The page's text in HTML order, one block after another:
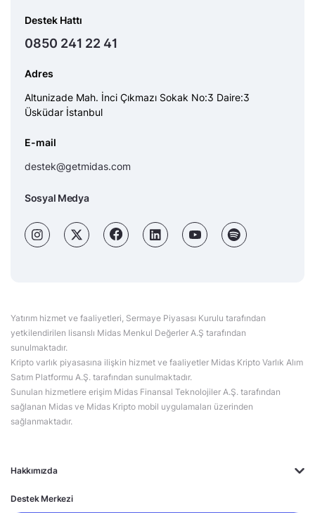
Hakkımızda
Destek Merkezi
Destek Hattı
0850 241 22 41
Adres
Altunizade Mah. İnci Çıkmazı Sokak No:3 Daire:3
Üsküdar İstanbul
E-mail
destek@getmidas.com
Sosyal Medya
Yatırım hizmet ve faaliyetleri, Sermaye Piyasası Kurulu tarafından
yetkilendirilen lisanslı Midas Menkul Değerler A.Ş tarafından
sunulmaktadır.
Kripto varlık piyasasına ilişkin hizmet ve faaliyetler Midas Kripto Varlık Alım
Satım Platformu A.Ş. tarafından sunulmaktadır.
Sunulan hizmetlere erişim Midas Finansal Teknolojiler A.Ş. tarafından
sağlanan Midas ve Midas Kripto mobil uygulamaları üzerinden
sağlanmaktadır.